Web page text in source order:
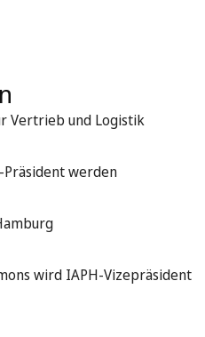
Vertrieb und Logistik
werden
wird IAPH-Vizepräsident